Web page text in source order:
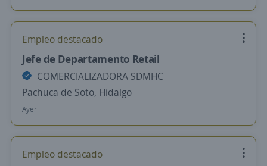
Empleo destacado
Jefe de Departamento Retail
COMERCIALIZADORA SDMHC
Pachuca de Soto, Hidalgo
Ayer
Empleo destacado